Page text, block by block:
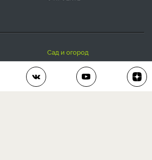
сад и огород
дачный дизайн
полезные рецепты